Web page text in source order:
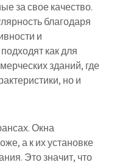
за свое качество.
благодаря
и
как для
зданий, где
но и
Окна
а к их установке
Это значит, что